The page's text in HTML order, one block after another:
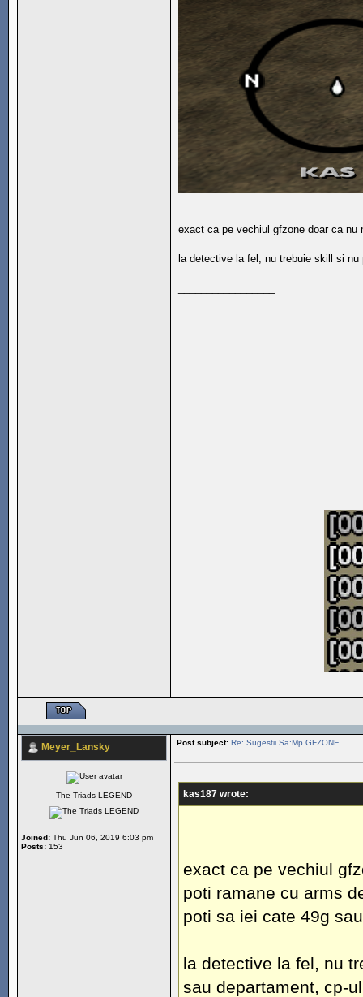
exact ca pe vechiul gfzone doar ca
la detective la fel, nu trebuie skill si
Meyer_Lansky Post subject: Re: Sugestii Sa:Mp GFZONE
The Triads LEGEND
Joined: Thu Jun 06, 2019 6:03 pm
Posts: 153
kas187 wrote:
exact ca pe vechiul
poti ramane cu arms
poti sa iei cate 49g
la detective la fel, nu
sau departament, cp-